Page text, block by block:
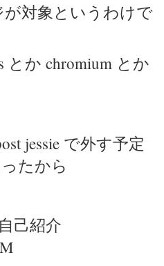
対象というわけで
とか chromium とか
jessie で外す予定
たから
己紹介